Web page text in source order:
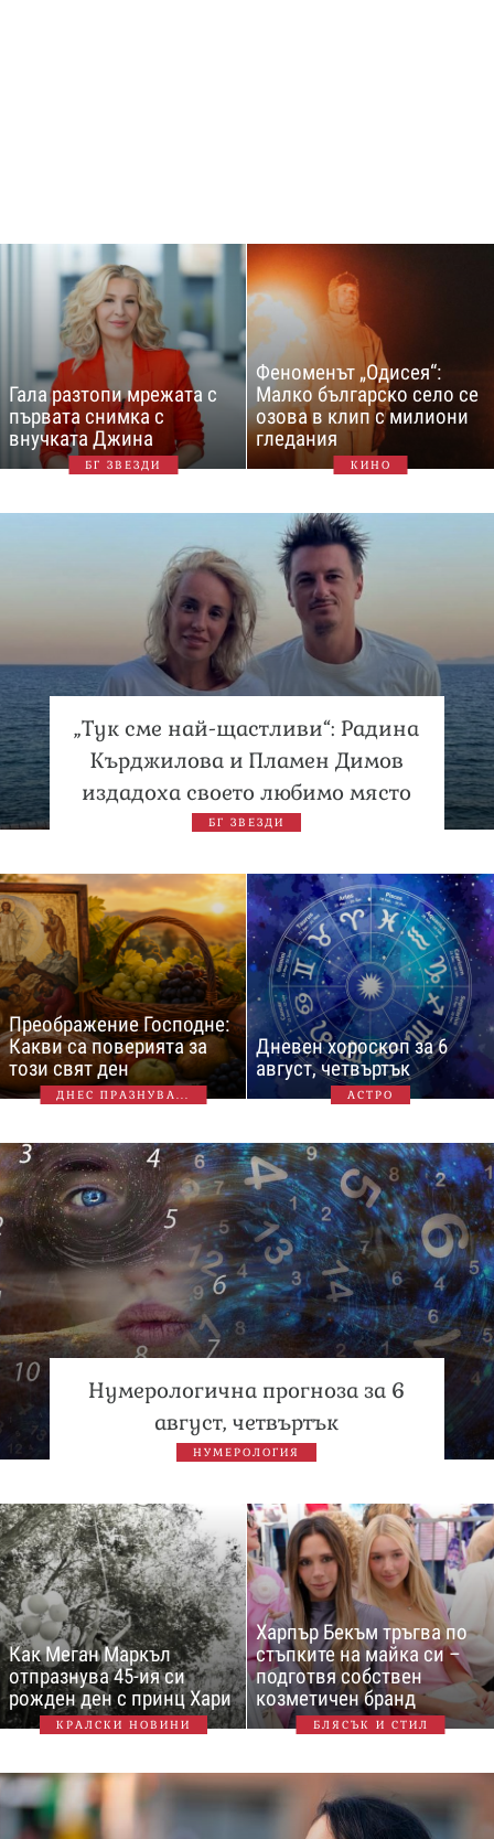
Гала разтопи мрежата с
първата снимка с
внучката Джина
БГ ЗВЕЗДИ
Феноменът „Одисея“:
Малко българско село се
озова в клип с милиони
гледания
КИНО
„Тук сме най-щастливи“: Радина
Кърджилова и Пламен Димов
издадоха своето любимо място
БГ ЗВЕЗДИ
Преображение Господне:
Какви са поверията за
този свят ден
ДНЕС ПРАЗНУВА...
Дневен хороскоп за 6
август, четвъртък
АСТРО
Нумерологична прогноза за 6
август, четвъртък
НУМЕРОЛОГИЯ
Как Меган Маркъл
отпразнува 45-ия си
рожден ден с принц Хари
КРАЛСКИ НОВИНИ
Харпър Бекъм тръгва по
стъпките на майка си –
подготвя собствен
козметичен бранд
БЛЯСЪК И СТИЛ